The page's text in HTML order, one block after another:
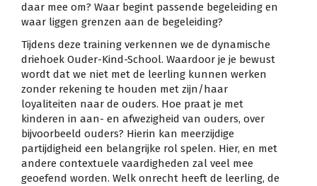
daar mee om? Waar begint passende begeleiding en
waar liggen grenzen aan de begeleiding?
Tijdens deze training verkennen we de dynamische
driehoek Ouder-Kind-School. Waardoor je je bewust
wordt dat we niet met de leerling kunnen werken
zonder rekening te houden met zijn/haar
loyaliteiten naar de ouders. Hoe praat je met
kinderen in aan- en afwezigheid van ouders, over
bijvoorbeeld ouders? Hierin kan meerzijdige
partijdigheid een belangrijke rol spelen. Hier, en met
andere contextuele vaardigheden zal veel mee
geoefend worden. Welk onrecht heeft de leerling, de